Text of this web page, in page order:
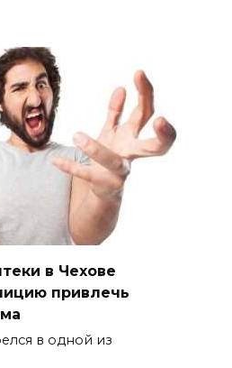
в Чехове
привлечь
в одной из